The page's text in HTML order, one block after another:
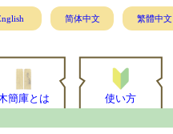
简体中文 繁體中文
簡庫とは 使い方